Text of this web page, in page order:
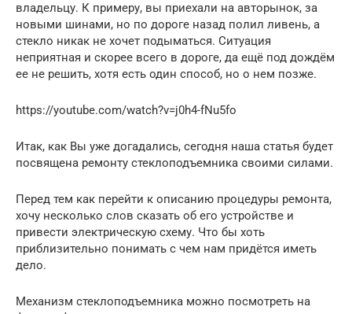
владельцу. К примеру, вы приехали на авторынок, за
новыми шинами, но по дороге назад полил ливень, а
стекло никак не хочет подыматься. Ситуация
неприятная и скорее всего в дороге, да ещё под дождём
ее не решить, хотя есть один способ, но о нем позже.
https://youtube.com/watch?v=j0h4-fNu5fo
Итак, как Вы уже догадались, сегодня наша статья будет
посвящена ремонту стеклоподъемника своими силами.
Перед тем как перейти к описанию процедуры ремонта,
хочу несколько слов сказать об его устройстве и
привести электрическую схему. Что бы хоть
приблизительно понимать с чем нам придётся иметь
дело.
Механизм стеклоподъемника можно посмотреть на